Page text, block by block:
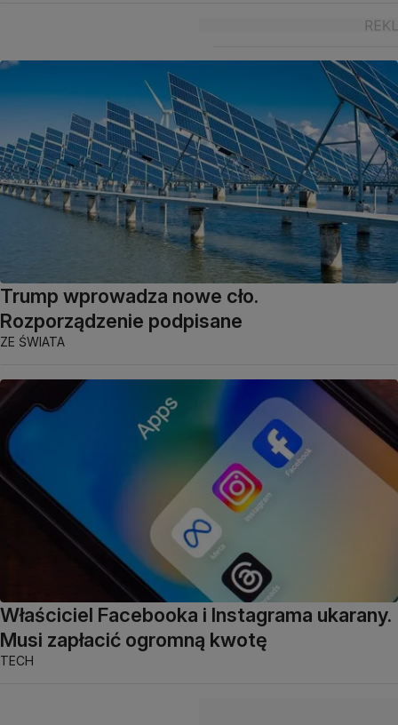
Trump wprowadza nowe cło.
Rozporządzenie podpisane
ZE ŚWIATA
Właściciel Facebooka i Instagrama ukarany.
Musi zapłacić ogromną kwotę
TECH